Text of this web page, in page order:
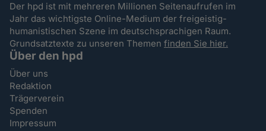
Der hpd ist mit mehreren Millionen Seitenaufrufen im
Jahr das wichtigste Online-Medium der freigeistig-
humanistischen Szene im deutschsprachigen Raum.
Grundsatztexte zu unseren Themenfinden Sie hier.
Über den hpd
Über uns
Redaktion
Trägerverein
Spenden
Impressum